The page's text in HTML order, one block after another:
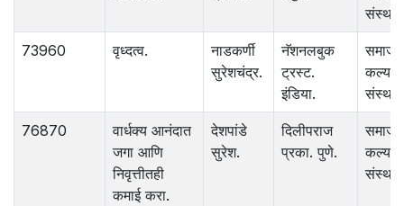
संस्था.
73960 वृध्दत्व.
नाडकर्णी
सुरेशचंद्र.
नॅशनलबुक
ट्रस्ट.
इंडिया.
समाज
कल्याण
संस्था.
76870
वार्धक्य आनंदात
जगा आणि
निवृत्तीतही
कमाई करा.
देशपांडे
सुरेश.
दिलीपराज
प्रका. पुणे.
समाज
कल्याण
संस्था.